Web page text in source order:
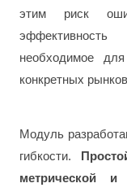
этим риск
необходимое
конкретных
Модуль
гибкости.
метрической и